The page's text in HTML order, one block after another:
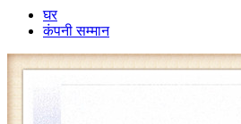
घर
कंपनी सम्मान